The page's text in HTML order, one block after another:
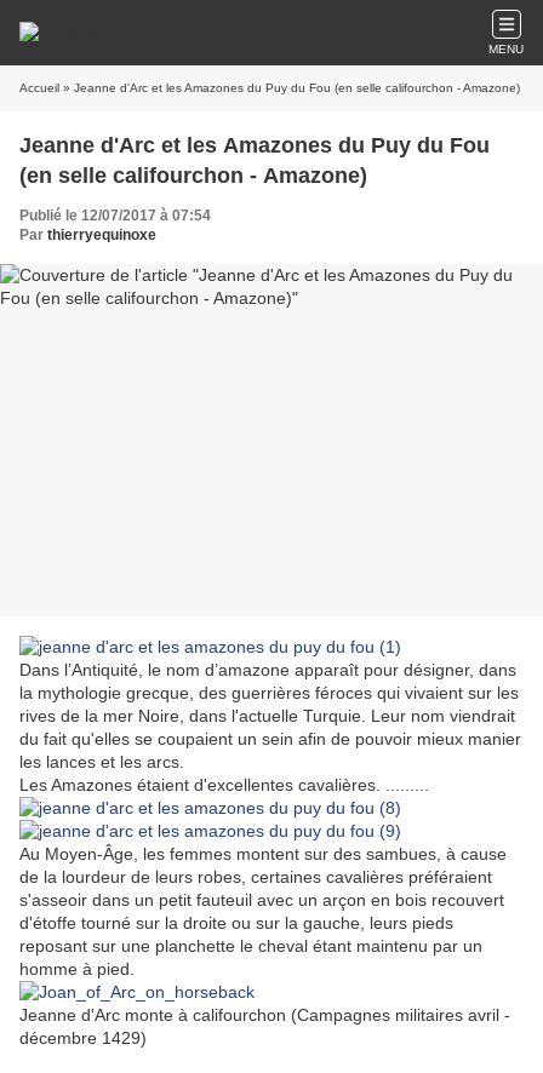
MENU
Accueil » Jeanne d'Arc et les Amazones du Puy du Fou (en selle califourchon - Amazone)
Jeanne d'Arc et les Amazones du Puy du Fou
(en selle califourchon - Amazone)
Publié le 12/07/2017 à 07:54
Par thierryequinoxe
Dans l’Antiquité, le nom d’amazone apparaît pour désigner, dans
la mythologie grecque, des guerrières féroces qui vivaient sur les
rives de la mer Noire, dans l'actuelle Turquie. Leur nom viendrait
du fait qu'elles se coupaient un sein afin de pouvoir mieux manier
les lances et les arcs.
Les Amazones étaient d'excellentes cavalières. .........
Au Moyen-Âge, les femmes montent sur des sambues, à cause
de la lourdeur de leurs robes, certaines cavalières préféraient
s'asseoir dans un petit fauteuil avec un arçon en bois recouvert
d'étoffe tourné sur la droite ou sur la gauche, leurs pieds
reposant sur une planchette le cheval étant maintenu par un
homme à pied.
Jeanne d'Arc monte à califourchon (Campagnes militaires avril -
décembre 1429)